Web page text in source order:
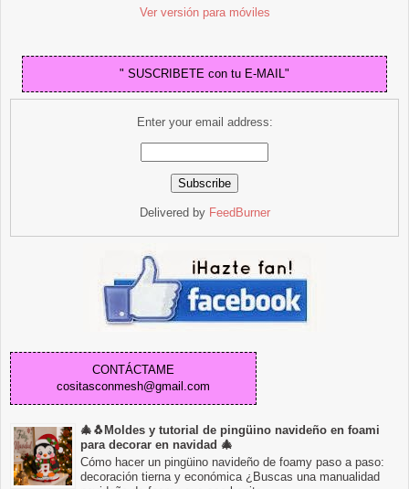
Ver versión para móviles
" SUSCRIBETE con tu E-MAIL"
Enter your email address:
Delivered by FeedBurner
CONTÁCTAME
cositasconmesh@gmail.com
🎄🐧Moldes y tutorial de pingüino navideño en foami
para decorar en navidad 🎄
Cómo hacer un pingüino navideño de foamy paso a paso:
decoración tierna y económica ¿Buscas una manualidad